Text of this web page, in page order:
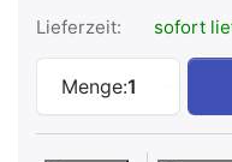
Lieferzeit: sofort
Menge:1